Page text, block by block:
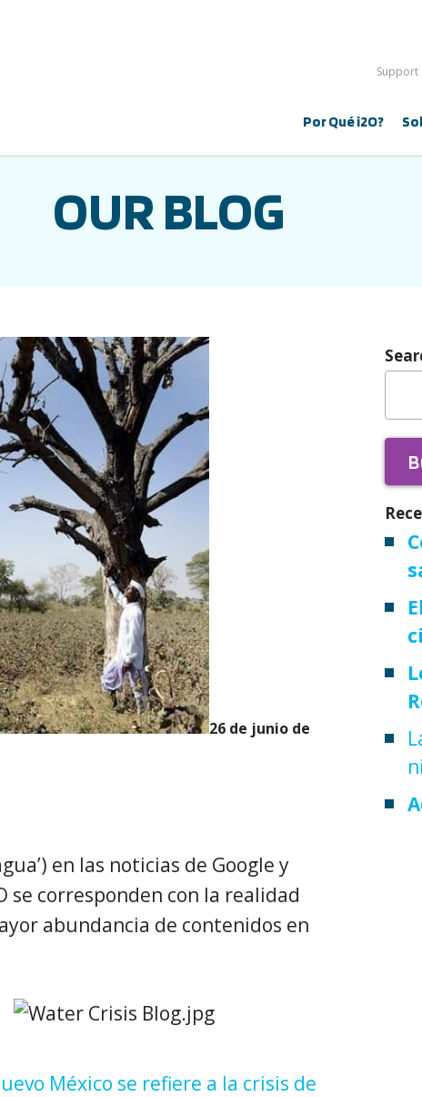
Por Qué i2O?
Support
OUR BLOG
26 de junio de
en las noticias de Google y
se corresponden con la realidad
abundancia de contenidos en
México se refiere a la crisis de